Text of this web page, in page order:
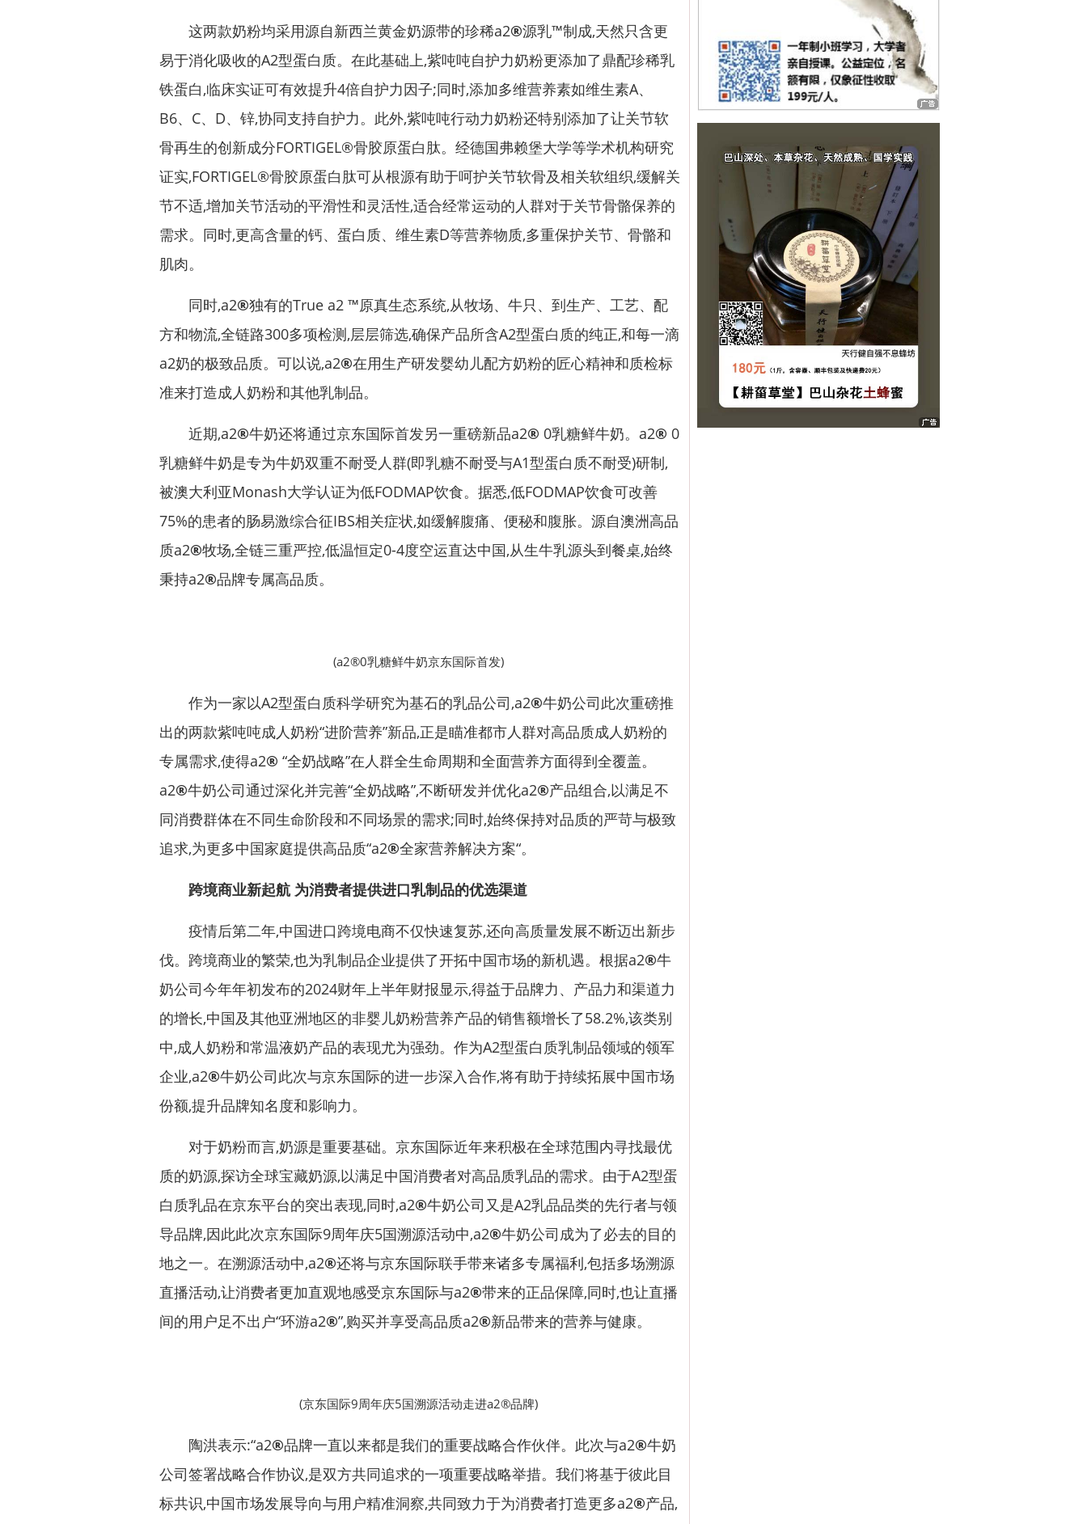
这两款奶粉均采用源自新西兰黄金奶源带的珍稀a2®源乳™制成,天然只含更
易于消化吸收的A2型蛋白质。在此基础上,紫吨吨自护力奶粉更添加了鼎配珍稀乳
铁蛋白,临床实证可有效提升4倍自护力因子;同时,添加多维营养素如维生素A、
B6、C、D、锌,协同支持自护力。此外,紫吨吨行动力奶粉还特别添加了让关节软
骨再生的创新成分FORTIGEL®骨胶原蛋白肽。经德国弗赖堡大学等学术机构研究
证实,FORTIGEL®骨胶原蛋白肽可从根源有助于呵护关节软骨及相关软组织,缓解关
节不适,增加关节活动的平滑性和灵活性,适合经常运动的人群对于关节骨骼保养的
需求。同时,更高含量的钙、蛋白质、维生素D等营养物质,多重保护关节、骨骼和
肌肉。
同时,a2®独有的True a2 ™原真生态系统,从牧场、牛只、到生产、工艺、配
方和物流,全链路300多项检测,层层筛选,确保产品所含A2型蛋白质的纯正,和每一滴
a2奶的极致品质。可以说,a2®在用生产研发婴幼儿配方奶粉的匠心精神和质检标
准来打造成人奶粉和其他乳制品。
近期,a2®牛奶还将通过京东国际首发另一重磅新品a2® 0乳糖鲜牛奶。a2® 0
乳糖鲜牛奶是专为牛奶双重不耐受人群(即乳糖不耐受与A1型蛋白质不耐受)研制,
被澳大利亚Monash大学认证为低FODMAP饮食。据悉,低FODMAP饮食可改善
75%的患者的肠易激综合征IBS相关症状,如缓解腹痛、便秘和腹胀。源自澳洲高品
质a2®牧场,全链三重严控,低温恒定0-4度空运直达中国,从生牛乳源头到餐桌,始终
秉持a2®品牌专属高品质。
(a2®0乳糖鲜牛奶京东国际首发)
作为一家以A2型蛋白质科学研究为基石的乳品公司,a2®牛奶公司此次重磅推
出的两款紫吨吨成人奶粉“进阶营养”新品,正是瞄准都市人群对高品质成人奶粉的
专属需求,使得a2® “全奶战略”在人群全生命周期和全面营养方面得到全覆盖。
a2®牛奶公司通过深化并完善“全奶战略”,不断研发并优化a2®产品组合,以满足不
同消费群体在不同生命阶段和不同场景的需求;同时,始终保持对品质的严苛与极致
追求,为更多中国家庭提供高品质“a2®全家营养解决方案“。
跨境商业新起航 为消费者提供进口乳制品的优选渠道
疫情后第二年,中国进口跨境电商不仅快速复苏,还向高质量发展不断迈出新步
伐。跨境商业的繁荣,也为乳制品企业提供了开拓中国市场的新机遇。根据a2®牛
奶公司今年年初发布的2024财年上半年财报显示,得益于品牌力、产品力和渠道力
的增长,中国及其他亚洲地区的非婴儿奶粉营养产品的销售额增长了58.2%,该类别
中,成人奶粉和常温液奶产品的表现尤为强劲。作为A2型蛋白质乳制品领域的领军
企业,a2®牛奶公司此次与京东国际的进一步深入合作,将有助于持续拓展中国市场
份额,提升品牌知名度和影响力。
对于奶粉而言,奶源是重要基础。京东国际近年来积极在全球范围内寻找最优
质的奶源,探访全球宝藏奶源,以满足中国消费者对高品质乳品的需求。由于A2型蛋
白质乳品在京东平台的突出表现,同时,a2®牛奶公司又是A2乳品品类的先行者与领
导品牌,因此此次京东国际9周年庆5国溯源活动中,a2®牛奶公司成为了必去的目的
地之一。在溯源活动中,a2®还将与京东国际联手带来诸多专属福利,包括多场溯源
直播活动,让消费者更加直观地感受京东国际与a2®带来的正品保障,同时,也让直播
间的用户足不出户“环游a2®”,购买并享受高品质a2®新品带来的营养与健康。
(京东国际9周年庆5国溯源活动走进a2®品牌)
陶洪表示:“a2®品牌一直以来都是我们的重要战略合作伙伴。此次与a2®牛奶
公司签署战略合作协议,是双方共同追求的一项重要战略举措。我们将基于彼此目
标共识,中国市场发展导向与用户精准洞察,共同致力于为消费者打造更多a2®产品,